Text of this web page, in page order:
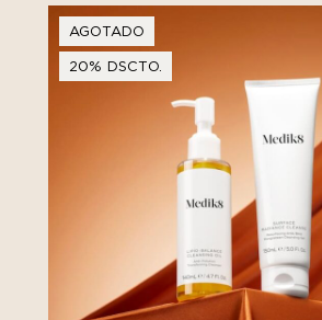
AGOTADO
20% DSCTO.